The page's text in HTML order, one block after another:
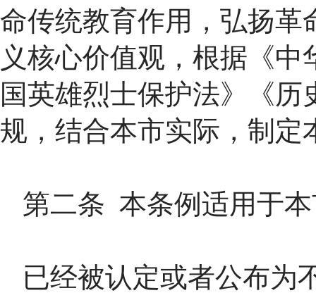
命传统教育作用，弘扬革
义核心价值观，根据《
国英雄烈士保护法》《
规，结合本市实际，制定
第二条 本条例适用于
已经被认定或者公布为